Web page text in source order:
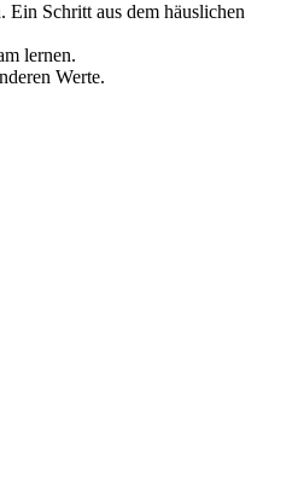
Schritt aus dem häuslichen
lernen.
Werte.